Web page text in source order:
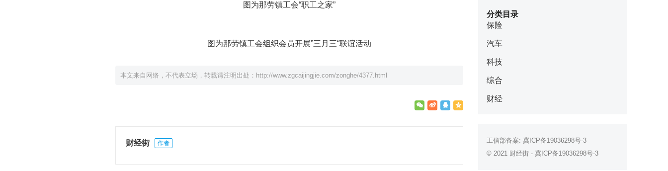
图为那劳镇工会“职工之家”
图为那劳镇工会组织会员开展”三月三“联谊活动
本文来自网络，不代表立场，转载请注明出处： http://www.zgcaijingjie.com/zonghe/4377.html
财经街 作者
分类目录
保险
汽车
科技
综合
财经
工信部备案: 冀ICP备19036298号-3
© 2021 财经街 - 冀ICP备19036298号-3